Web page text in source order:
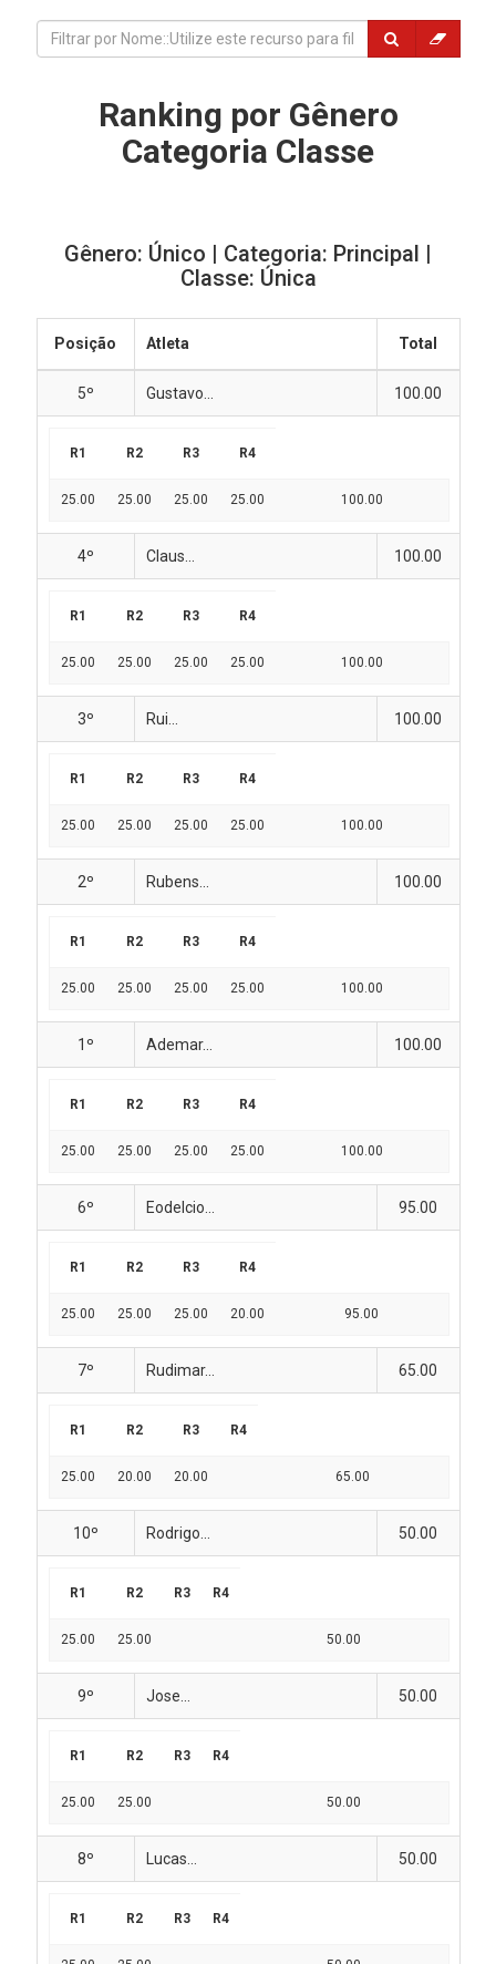
Ranking por Gênero
Categoria Classe
Gênero: Único | Categoria: Principal |
Classe: Única
Posição Atleta Total
5º Gustavo... 100.00
R1 R2 R3 R4
25.00 25.00 25.00 25.00 100.00
4º Claus... 100.00
R1 R2 R3 R4
25.00 25.00 25.00 25.00 100.00
3º Rui... 100.00
R1 R2 R3 R4
25.00 25.00 25.00 25.00 100.00
2º Rubens... 100.00
R1 R2 R3 R4
25.00 25.00 25.00 25.00 100.00
1º Ademar... 100.00
R1 R2 R3 R4
25.00 25.00 25.00 25.00 100.00
6º Eodelcio... 95.00
R1 R2 R3 R4
25.00 25.00 25.00 20.00 95.00
7º Rudimar... 65.00
R1 R2 R3 R4
25.00 20.00 20.00 65.00
10º Rodrigo... 50.00
R1 R2 R3 R4
25.00 25.00 50.00
9º Jose... 50.00
R1 R2 R3 R4
25.00 25.00 50.00
8º Lucas... 50.00
R1 R2 R3 R4